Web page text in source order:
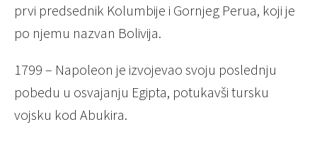
prvi predsednik Kolumbije i Gornjeg Perua, koji je
po njemu nazvan Bolivija.
1799 – Napoleon je izvojevao svoju poslednju
pobedu u osvajanju Egipta, potukavši tursku
vojsku kod Abukira.